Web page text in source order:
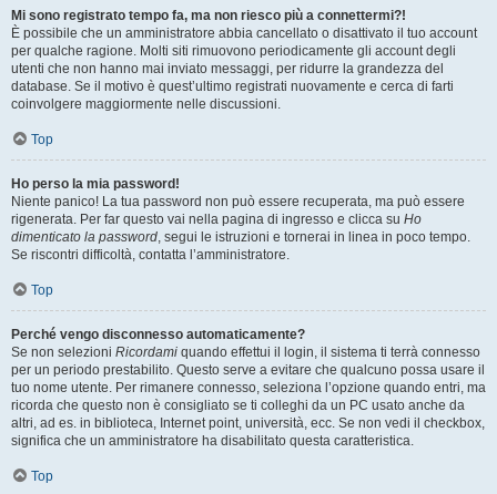
Mi sono registrato tempo fa, ma non riesco più a connettermi?!
È possibile che un amministratore abbia cancellato o disattivato il tuo account
per qualche ragione. Molti siti rimuovono periodicamente gli account degli
utenti che non hanno mai inviato messaggi, per ridurre la grandezza del
database. Se il motivo è quest’ultimo registrati nuovamente e cerca di farti
coinvolgere maggiormente nelle discussioni.
Top
Ho perso la mia password!
Niente panico! La tua password non può essere recuperata, ma può essere
rigenerata. Per far questo vai nella pagina di ingresso e clicca su Ho
dimenticato la password, segui le istruzioni e tornerai in linea in poco tempo.
Se riscontri difficoltà, contatta l’amministratore.
Top
Perché vengo disconnesso automaticamente?
Se non selezioni Ricordami quando effettui il login, il sistema ti terrà connesso
per un periodo prestabilito. Questo serve a evitare che qualcuno possa usare il
tuo nome utente. Per rimanere connesso, seleziona l’opzione quando entri, ma
ricorda che questo non è consigliato se ti colleghi da un PC usato anche da
altri, ad es. in biblioteca, Internet point, università, ecc. Se non vedi il checkbox,
significa che un amministratore ha disabilitato questa caratteristica.
Top